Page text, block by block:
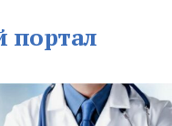
портал